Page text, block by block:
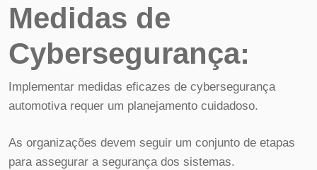
Medidas de
Cybersegurança:
Implementar medidas eficazes de cybersegurança
automotiva requer um planejamento cuidadoso.
As organizações devem seguir um conjunto de etapas
para assegurar a segurança dos sistemas.